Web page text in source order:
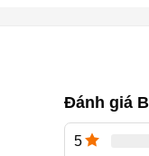
Đánh giá
5